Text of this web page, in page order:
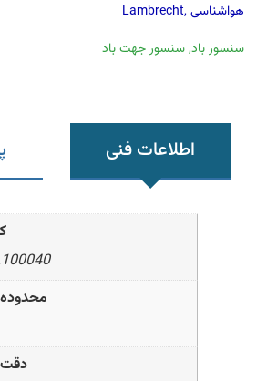
Lambrecht, هواشناسی
سنسور باد,سنسور جهت باد
اطلاعات فنی
محدوده
دقت